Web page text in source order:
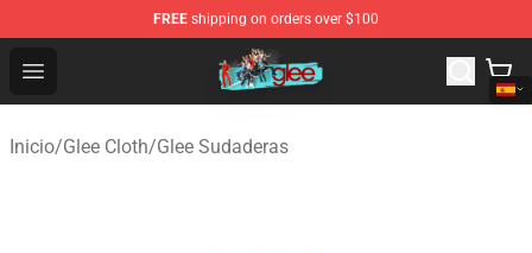
FREE shipping on orders over $100
Open menu
Glee Store - Official Glee Merchandise Shop
Inicio/Glee Cloth/Glee Sudaderas